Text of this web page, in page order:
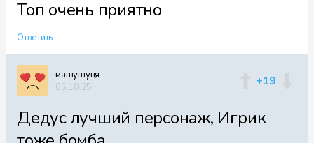
Топ очень приятно
Ответить
машушуня
05.10.25
+19
Дедус лучший персонаж, Игрик